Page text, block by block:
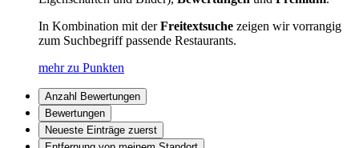
In Kombination mit derFreitextsuche zeigen wir vorrangig
zum Suchbegriff passende Restaurants.
mehr zu Punkten
Anzahl Bewertungen
Bewertungen
Neueste Einträge zuerst